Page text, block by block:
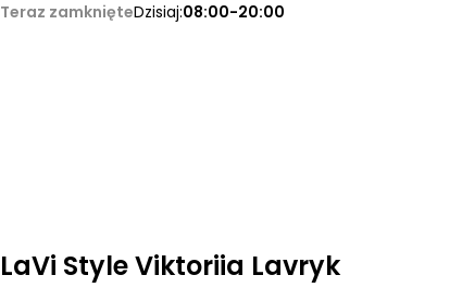
Teraz zamknięteDzisiaj:08:00-20:00
LaVi Style Viktoriia Lavryk